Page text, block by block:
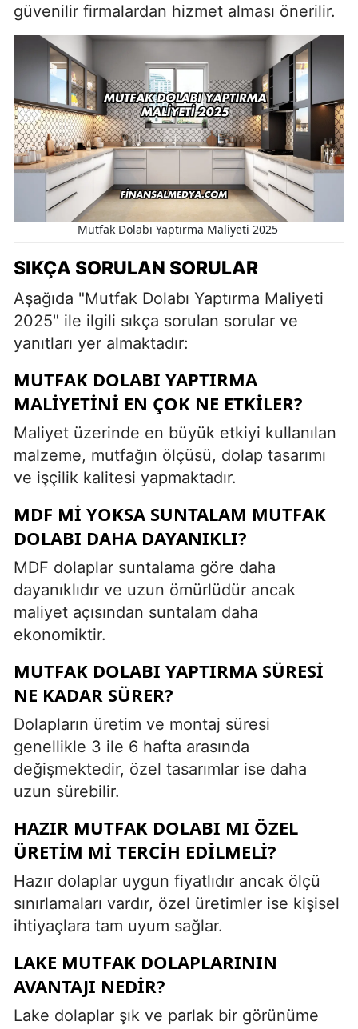
güvenilir firmalardan hizmet alması önerilir.
Mutfak Dolabı Yaptırma Maliyeti 2025
SIKÇA SORULAN SORULAR
Aşağıda "Mutfak Dolabı Yaptırma Maliyeti
2025" ile ilgili sıkça sorulan sorular ve
yanıtları yer almaktadır:
MUTFAK DOLABI YAPTIRMA
MALIYETINI EN ÇOK NE ETKILER?
Maliyet üzerinde en büyük etkiyi kullanılan
malzeme, mutfağın ölçüsü, dolap tasarımı
ve işçilik kalitesi yapmaktadır.
MDF MI YOKSA SUNTALAM MUTFAK
DOLABI DAHA DAYANIKLI?
MDF dolaplar suntalama göre daha
dayanıklıdır ve uzun ömürlüdür ancak
maliyet açısından suntalam daha
ekonomiktir.
MUTFAK DOLABI YAPTIRMA SÜRESI
NE KADAR SÜRER?
Dolapların üretim ve montaj süresi
genellikle 3 ile 6 hafta arasında
değişmektedir, özel tasarımlar ise daha
uzun sürebilir.
HAZIR MUTFAK DOLABI MI ÖZEL
ÜRETIM MI TERCIH EDILMELI?
Hazır dolaplar uygun fiyatlıdır ancak ölçü
sınırlamaları vardır, özel üretimler ise kişisel
ihtiyaçlara tam uyum sağlar.
LAKE MUTFAK DOLAPLARININ
AVANTAJI NEDIR?
Lake dolaplar şık ve parlak bir görünüme